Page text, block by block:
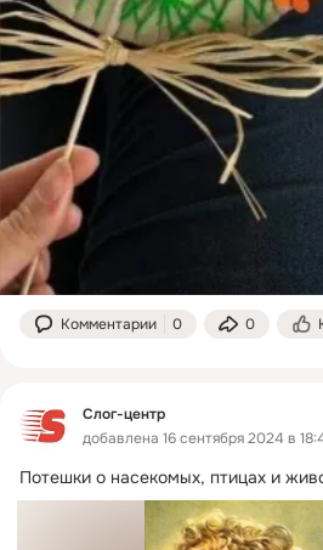
Комментарии 0 0
Слог-центр
добавлена 16 сентября 2024 в
Потешки о насекомых, птицах и